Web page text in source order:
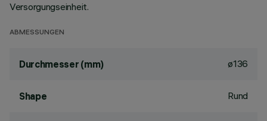
Versorgungseinheit.
ABMESSUNGEN
Durchmesser (mm) ø136
Shape Rund